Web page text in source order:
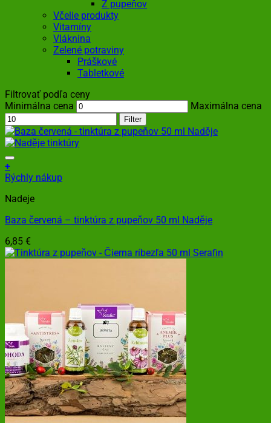
Z pupeňov
Včelie produkty
Vitamíny
Vláknina
Zelené potraviny
Práškové
Tabletkové
Filtrovať podľa ceny
Minimálna cena
Maximálna cena
Filter
+
Rýchly nákup
Nadeje
Baza červená – tinktúra z pupeňov 50 ml Naděje
6,85 €